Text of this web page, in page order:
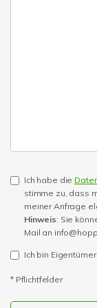
Ich habe die
stimme zu, dass
meiner Anfrage
Hinweis: Sie
Mail an
Ich bin
* Pflichtfelder